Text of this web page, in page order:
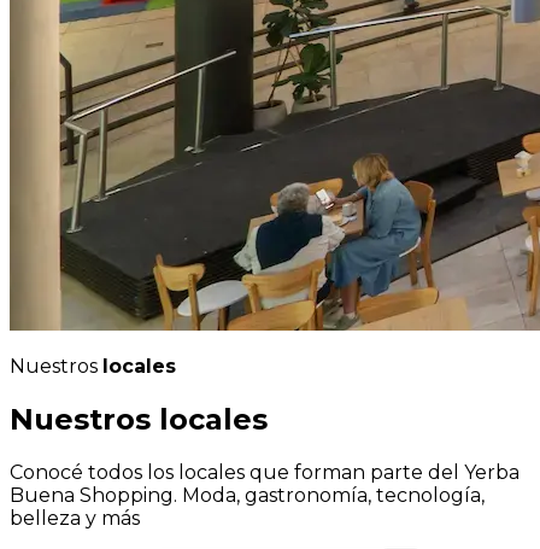
Nuestros locales
Nuestros locales
Conocé todos los locales que forman parte del Yerba
Buena Shopping. Moda, gastronomía, tecnología,
belleza y más